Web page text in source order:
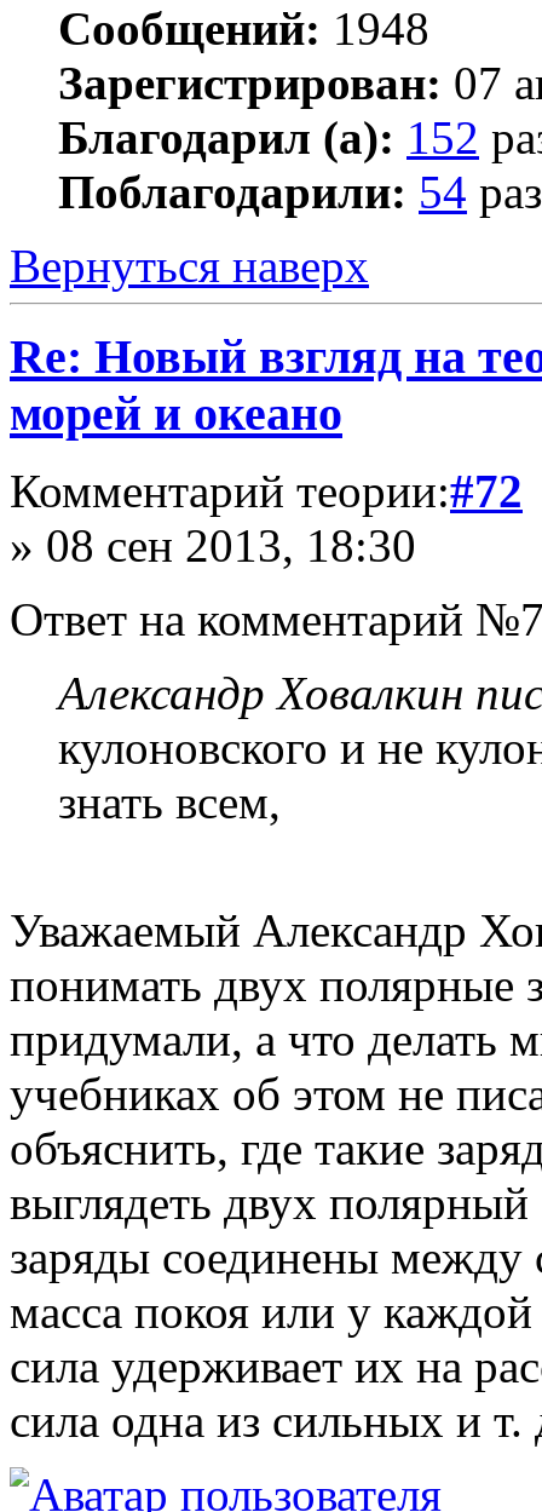
Сообщений: 1948
Зарегистрирован: 07
Благодарил (а): 152
Поблагодарили: 54
Вернуться наверх
Re: Новый взгляд на
морей и океано
Комментарий теории:#72
» 08 сен 2013, 18:30
Ответ на комментарий
Александр Ховалкин
кулоновского и не
знать всем,
Уважаемый Александр
понимать двух полярные
придумали, а что делать
учебниках об этом не
объяснить, где такие
выглядеть двух
заряды соединены между
масса покоя или у каждой
сила удерживает их на
сила одна из сильных и